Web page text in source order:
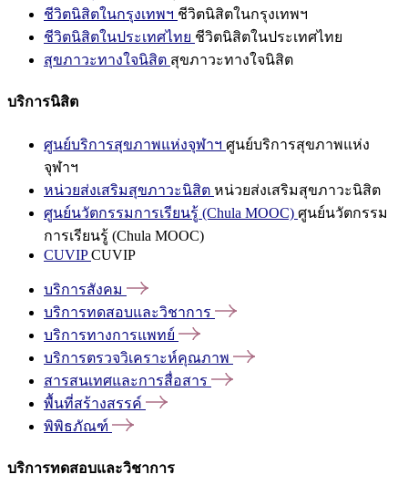
ชีวิตนิสิตในกรุงเทพฯ ชีวิตนิสิตในกรุงเทพฯ
ชีวิตนิสิตในประเทศไทย ชีวิตนิสิตในประเทศไทย
สุขภาวะทางใจนิสิต สุขภาวะทางใจนิสิต
บริการนิสิต
ศูนย์บริการสุขภาพแห่งจุฬาฯ ศูนย์บริการสุขภาพแห่ง
จุฬาฯ
หน่วยส่งเสริมสุขภาวะนิสิต หน่วยส่งเสริมสุขภาวะนิสิต
ศูนย์นวัตกรรมการเรียนรู้ (Chula MOOC) ศูนย์นวัตกรรม
การเรียนรู้ (Chula MOOC)
CUVIPCUVIP
บริการสังคม
บริการทดสอบและวิชาการ
บริการทางการแพทย์
บริการตรวจวิเคราะห์คุณภาพ
สารสนเทศและการสื่อสาร
พื้นที่สร้างสรรค์
พิพิธภัณฑ์
บริการทดสอบและวิชาการ